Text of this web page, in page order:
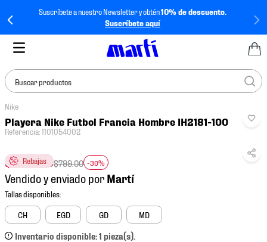
Suscríbete a nuestro Newsletter y obtén10% de descuento.
Suscríbete aquí
Buscar productos
Nike
Playera Nike Futbol Francia Hombre IH2181-100
Referencia:1101054002
Rebajas
$559.30$799.00 -30%
Vendido y enviado por
CH EGD GD MD
Inventario disponible: 1 pieza(s).
TÉRMINOS MÁS
BUSCADOS
2.
tenis hombre
3
tenis
tenis futbol
5.
jersey